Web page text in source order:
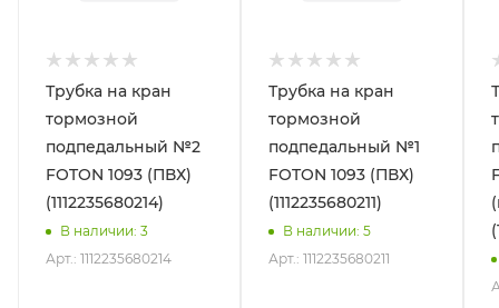
Трубка на кран
тормозной
подпедальный №2
FOTON 1093 (ПВХ)
(1112235680214)
В наличии: 3
Арт.: 1112235680214
Трубка на кран
тормозной
подпедальный №1
FOTON 1093 (ПВХ)
(1112235680211)
В наличии: 5
Арт.: 1112235680211